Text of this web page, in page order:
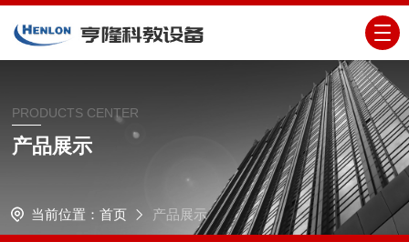
PRODUCTS CENTER
产品展示
当前位置： 首页 产品展示